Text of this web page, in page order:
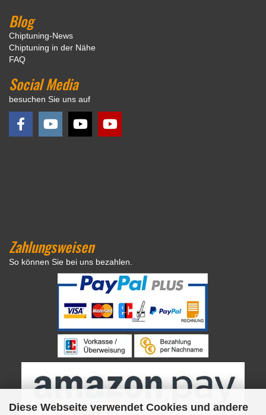
Diese Webseite verwendet Cookies und andere
Blog
Chiptuning-News
Chiptuning in der Nähe
FAQ
Social Media
besuchen Sie uns auf
Zahlungsweisen
So können Sie bei uns bezahlen.